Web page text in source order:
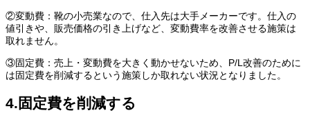
②変動費：靴の小売業なので、仕入先は大手メーカーです。仕入の
値引きや、販売価格の引き上げなど、変動費率を改善させる施策は
取れません。
③固定費：売上・変動費を大きく動かせないため、P/L改善のために
は固定費を削減するという施策しか取れない状況となりました。
4.固定費を削減する